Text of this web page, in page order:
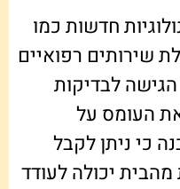
חדשות כמו
שירותים רפואיים
לבדיקות
העומס על
כי ניתן לקבל
יכולה לעודד